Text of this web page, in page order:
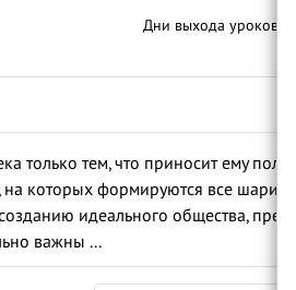
Дни выхода уроков:
только тем, что приносит ему
которых формируются все
идеального общества,
важны ...